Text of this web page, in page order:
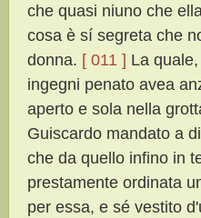
che quasi niuno che
cosa è sí segreta che
donna. [ 011 ] La
ingegni penato avea
aperto e sola nella
Guiscardo mandato a
che da quello infino in
prestamente ordinata
per essa, e sé vestito